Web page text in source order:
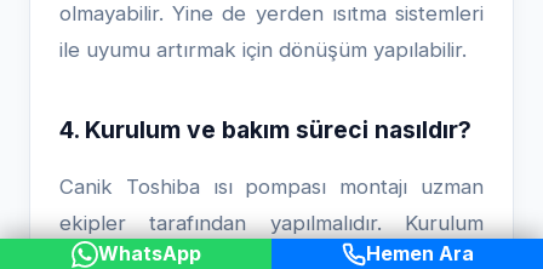
WhatsApp Hemen Ara
olmayabilir. Yine de yerden ısıtma sistemleri
ile uyumu artırmak için dönüşüm yapılabilir.
4. Kurulum ve bakım süreci nasıldır?
Canik Toshiba ısı pompası montajı uzman
ekipler tarafından yapılmalıdır. Kurulum
genellikle birkaç gün sürer ve sistemin